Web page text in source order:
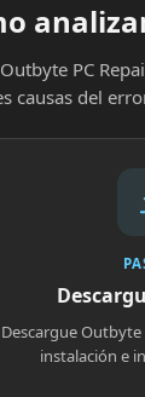
PC
causas del
Descargue Outbyte
instalación e